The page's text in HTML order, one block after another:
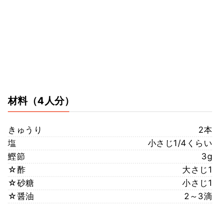
材料（4人分）
きゅうり
2本
塩
小さじ1/4くらい
鰹節
3g
☆酢
大さじ1
☆砂糖
小さじ1
☆醤油
2～3滴